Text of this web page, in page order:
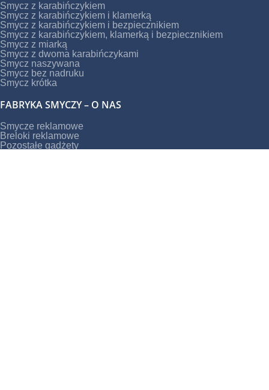
Smycz z karabińczykiem
Smycz z karabińczykiem i klamerką
Smycz z karabińczykiem i bezpiecznikiem
Smycz z karabińczykiem, klamerką i bezpiecznikiem
Smycz z miarką
Smycz z dwoma karabińczykami
Smycz naszywana
Smycz bez nadruku
Smycz krótka
FABRYKA SMYCZY – O NAS
Smycze reklamowe
Breloki reklamowe
Pozostałe gadżety